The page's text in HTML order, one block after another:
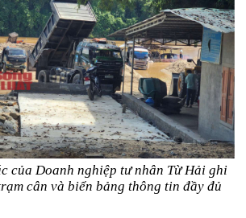
của Doanh nghiệp tư nhân Từ Hải ghi
cân và biển bảng thông tin đầy đủ